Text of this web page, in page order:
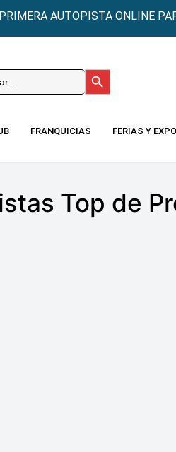
AUTOPISTA ONLINE
Botón de
FRANQUICIAS FERIAS Y
Top de